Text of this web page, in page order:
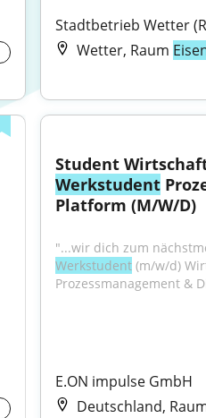
Stadtbetrieb Wetter
Wetter, Raum
Werkstudent
Platform (M/W/D)
Werkstudent (m/w/d)
Prozessmanagement &
E.ON impulse GmbH
Deutschland,